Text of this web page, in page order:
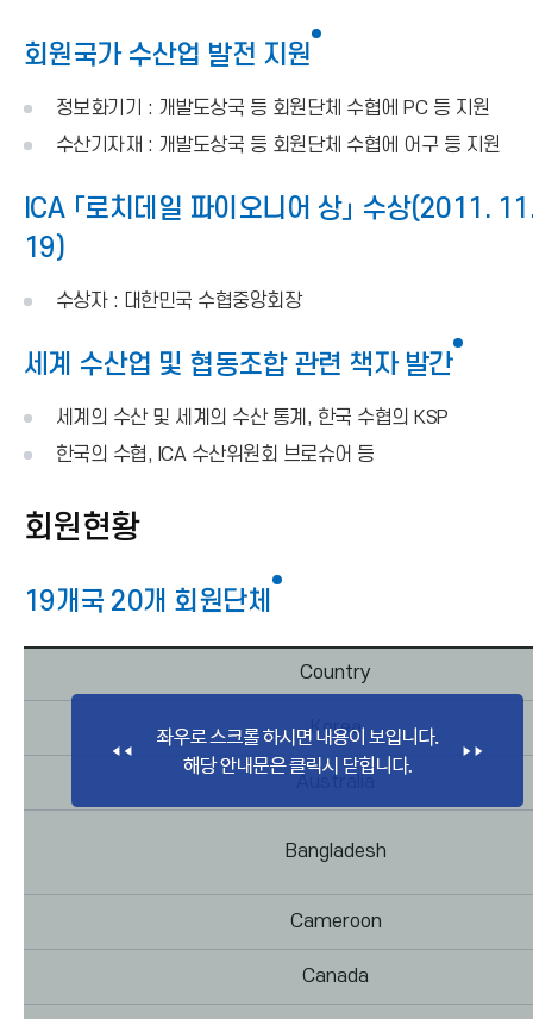
회원국가 수산업 발전 지원
정보화기기 : 개발도상국 등 회원단체 수협에 PC 등 지원
수산기자재 : 개발도상국 등 회원단체 수협에 어구 등 지원
ICA 「로치데일 파이오니어 상」 수상(2011.
19)
수상자 : 대한민국 수협중앙회장
세계 수산업 및 협동조합 관련 책자 발간
세계의 수산 및 세계의 수산 통계, 한국 수협의 KSP
한국의 수협, ICA 수산위원회 브로슈어 등
회원현황
19개국 20개 회원단체
Country
Korea
Bangladesh
Cameroon
Canada